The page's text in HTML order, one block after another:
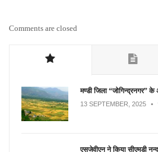
Comments are closed
मण्डी जिला “जोगिन्द्रनगर”
13 SEPTEMBER, 2025 •
एसजेवीएन ने किया सीएमडी